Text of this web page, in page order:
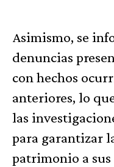
Asimismo, se
denuncias
con hechos
anteriores, lo
las
para garantizar
patrimonio a